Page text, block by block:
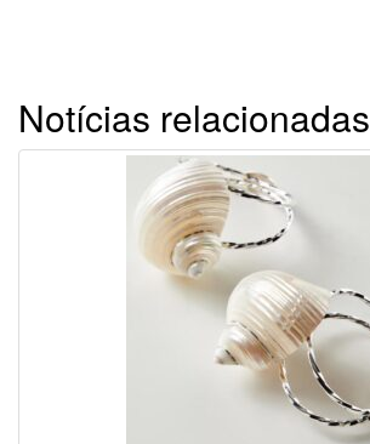
Notícias relacionadas